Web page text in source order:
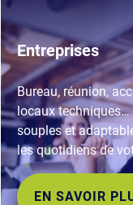
Entreprises
Bureau, réunion,
locaux
souples et
les quotidiens de
EN SAVOIR